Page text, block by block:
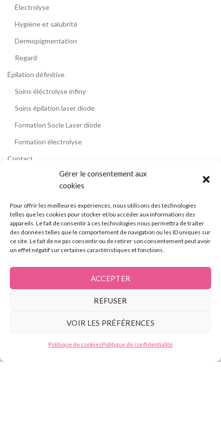
Gérer le consentement aux
cookies
Pour offrir les meilleures expériences, nous utilisons des technologies
telles que les cookies pour stocker et/ou accéder aux informations des
appareils. Le fait de consentir à ces technologies nous permettra de traiter
des données telles que le comportement de navigation ou les ID uniques sur
ce site. Le fait de ne pas consentir ou de retirer son consentement peut avoir
un effet négatif sur certaines caractéristiques et fonctions.
ACCEPTER
REFUSER
VOIR LES PRÉFÉRENCES
Politique de cookiesPolitique de confidentialité
Électrolyse
Hygiène et salubrité
Dermopigmentation
Regard
Épilation définitive
Soins éléctrolyse infiny
Soins épilation laser diode
Formation Socle Laser diode
Formation électrolyse
Contact
La formation épilation laser diode
L’électrolyse
Contact
Tél :
Adresse : 206 Av. de Versailles, 75016 Paris